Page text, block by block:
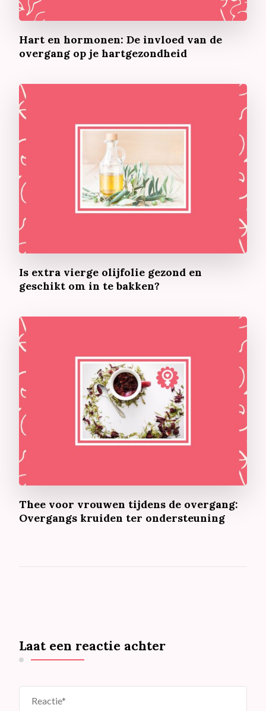
Hart en hormonen: De invloed van de
overgang op je hartgezondheid
Is extra vierge olijfolie gezond en
geschikt om in te bakken?
Thee voor vrouwen tijdens de overgang:
Overgangs kruiden ter ondersteuning
Laat een reactie achter